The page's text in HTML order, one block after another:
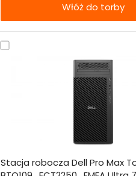
Włóż do torby
Stacja robocza Dell Pro Max
Dodaj do